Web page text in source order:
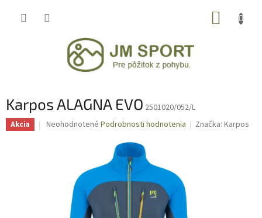
Karpos ALAGNA EVO 2501020/052/L
Akcia
Priemerné
hviezdičiek.
Neohodnotené Podrobnosti hodnotenia Značka:Karpos